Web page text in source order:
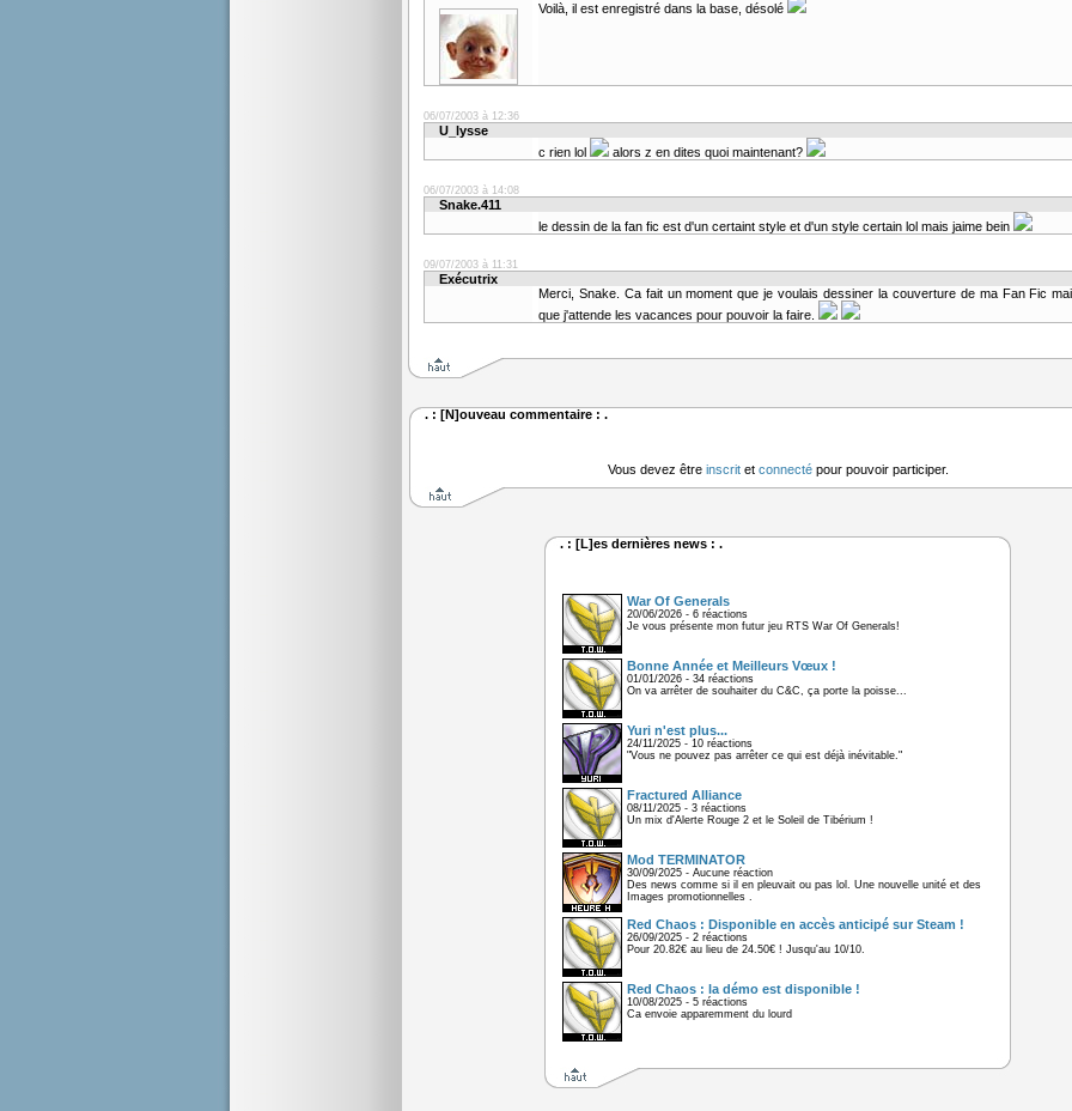
Voilà, il est enregistré dans la base, désolé
06/07/2003 à 12:36
U_lysse
c rien lol
alors z en dites quoi maintenant?
06/07/2003 à 14:08
Snake.411
le dessin de la fan fic est d'un certaint style et d'un style certain lol mais jaime bein
09/07/2003 à 11:31
Exécutrix
Merci, Snake. Ca fait un moment que je voulais dessiner la couverture de ma Fan Fic
que j'attende les vacances pour pouvoir la faire.
. : [N]ouveau commentaire : .
Vous devez être inscritet connectépour pouvoir participer.
. : [L]es dernières news : .
War Of Generals
20/06/2026 - 6 réactions
Je vous présente mon futur jeu RTS War Of Generals!
Bonne Année et Meilleurs Vœux !
01/01/2026 - 34 réactions
On va arrêter de souhaiter du C&C, ça porte la poisse...
Yuri n'est plus...
24/11/2025 - 10 réactions
"Vous ne pouvez pas arrêter ce qui est déjà inévitable."
Fractured Alliance
08/11/2025 - 3 réactions
Un mix d'Alerte Rouge 2 et le Soleil de Tibérium !
Mod TERMINATOR
30/09/2025 - Aucune réaction
Des news comme si il en pleuvait ou pas lol. Une nouvelle unité et des
Images promotionnelles .
Red Chaos : Disponible en accès anticipé sur Steam !
26/09/2025 - 2 réactions
Pour 20.82€ au lieu de 24.50€ ! Jusqu'au 10/10.
Red Chaos : la démo est disponible !
10/08/2025 - 5 réactions
Ca envoie apparemment du lourd